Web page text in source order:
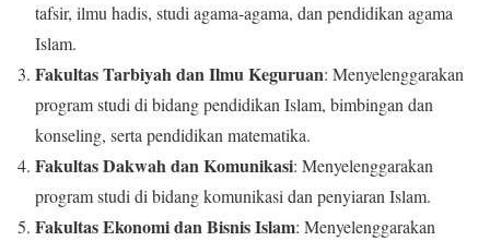
tafsir, ilmu hadis, studi agama-agama, dan pendidikan agama
Islam.
Fakultas Tarbiyah dan Ilmu Keguruan: Menyelenggarakan
program studi di bidang pendidikan Islam, bimbingan dan
konseling, serta pendidikan matematika.
Fakultas Dakwah dan Komunikasi: Menyelenggarakan
program studi di bidang komunikasi dan penyiaran Islam.
Fakultas Ekonomi dan Bisnis Islam: Menyelenggarakan